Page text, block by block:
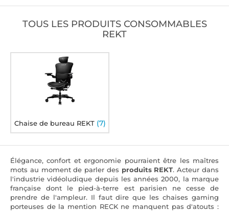
Élégance, confort et ergonomie pourraient être les maîtres
mots au moment de parler des produits REKT. Acteur dans
l'industrie vidéoludique depuis les années 2000, la marque
française dont le pied-à-terre est parisien ne cesse de
prendre de l'ampleur. Il faut dire que les chaises gaming
porteuses de la mention RECK ne manquent pas d'atouts :
TOUS LES PRODUITS CONSOMMABLES
REKT
Chaise de bureau REKT (7)